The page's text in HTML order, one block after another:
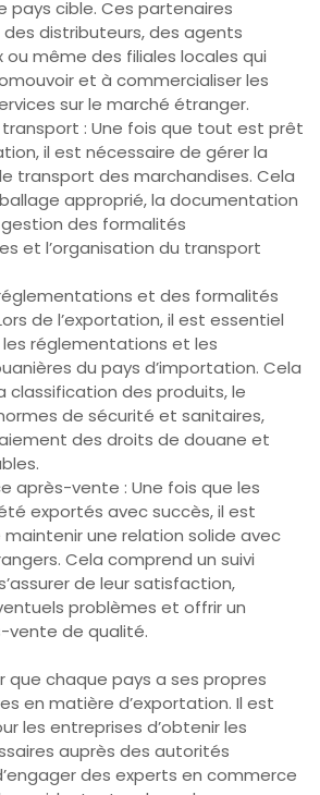
pays cible. Ces partenaires
distributeurs, des agents
ou même des filiales locales qui
et à commercialiser les
sur le marché étranger.
: Une fois que tout est prêt
il est nécessaire de gérer la
transport des marchandises. Cela
approprié, la documentation
des formalités
et l’organisation du transport
et des formalités
de l’exportation, il est essentiel
réglementations et les
du pays d’importation. Cela
classification des produits, le
de sécurité et sanitaires,
des droits de douane et
après-vente : Une fois que les
exportés avec succès, il est
une relation solide avec
Cela comprend un suivi
de leur satisfaction,
problèmes et offrir un
vente de qualité.
que chaque pays a ses propres
en matière d’exportation. Il est
les entreprises d’obtenir les
auprès des autorités
des experts en commerce